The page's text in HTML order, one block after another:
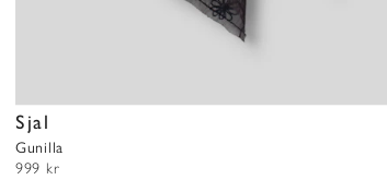
Sjal
Gunilla
999 kr